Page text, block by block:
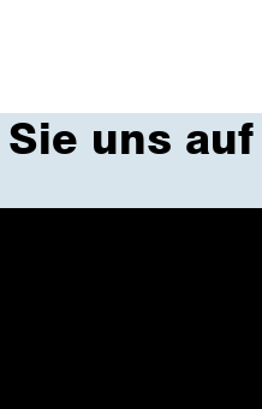
uns